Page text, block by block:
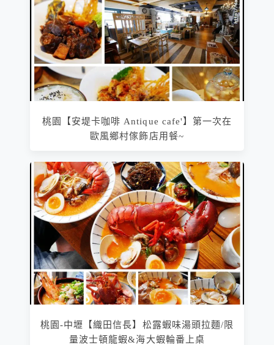
桃園【安堤卡咖啡 Antique cafe'】第一次在
歐風鄉村傢飾店用餐~
桃園-中壢【織田信長】松露蝦味湯頭拉麵/限
量波士頓龍蝦&海大蝦輪番上桌